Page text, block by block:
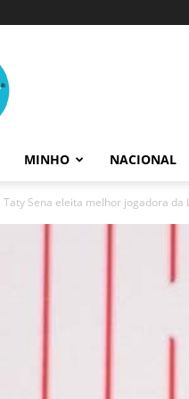
MINHO NACIONAL
Taty Sena eleita melhor jogadora da